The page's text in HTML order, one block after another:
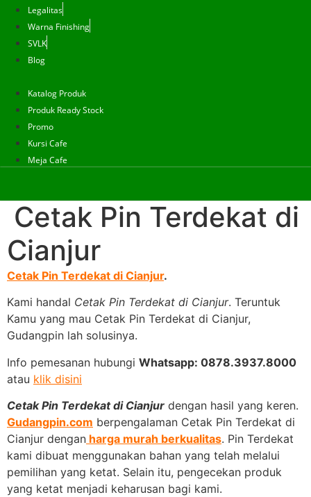
Legalitas
Warna Finishing
SVLK
Blog
Katalog Produk
Produk Ready Stock
Promo
Kursi Cafe
Meja Cafe
Cetak Pin Terdekat di
Cianjur
Cetak Pin Terdekat di Cianjur.
Kami handal Cetak Pin Terdekat di Cianjur. Teruntuk
Kamu yang mau Cetak Pin Terdekat di Cianjur,
Gudangpin lah solusinya.
Info pemesanan hubungi Whatsapp: 0878.3937.8000
atau klik disini
Cetak Pin Terdekat di Cianjur dengan hasil yang keren.
Gudangpin.com berpengalaman Cetak Pin Terdekat di
Cianjur dengan harga murah berkualitas. Pin Terdekat
kami dibuat menggunakan bahan yang telah melalui
pemilihan yang ketat. Selain itu, pengecekan produk
yang ketat menjadi keharusan bagi kami.